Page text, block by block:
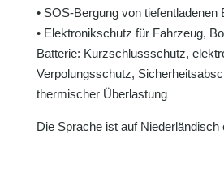
• SOS-Bergung von tiefentladenen
• Elektronikschutz für Fahrzeug,
Batterie: Kurzschlussschutz,
Verpolungsschutz,
thermischer Überlastung
Die Sprache ist auf Niederländisch